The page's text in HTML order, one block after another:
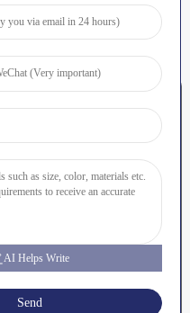
SIAP
LEUBEH
AI Helps Write
Send